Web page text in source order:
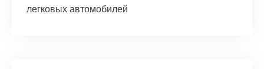
легковых автомобилей